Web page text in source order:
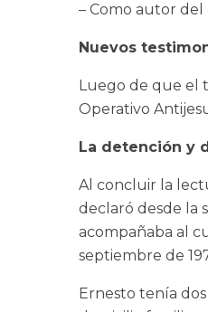
– Como autor del
Nuevos
Luego de que el
Operativo
La detención y
Al concluir la
declaró desde la
acompañaba al
septiembre de
Ernesto tenía